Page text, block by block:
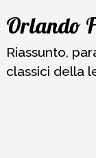
Vai
contenuto
Orlando
Riassunto,
classici della